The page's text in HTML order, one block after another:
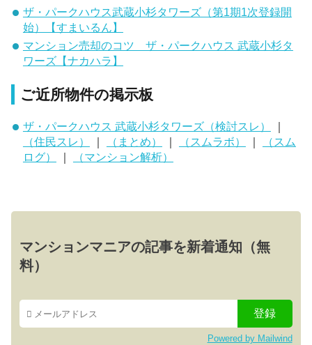
ザ・パークハウス武蔵小杉タワーズ（第1期1次登録開
始）【すまいるん】
マンション売却のコツ ザ・パークハウス 武蔵小杉タ
ワーズ【ナカハラ】
ご近所物件の掲示板
ザ・パークハウス 武蔵小杉タワーズ（検討スレ）
｜
（住民スレ）
｜ （まとめ） ｜ （スムラボ） ｜
（スム
ログ）
｜ （マンション解析）
マンションマニアの記事を新着通知（無
料）
Powered by Mailwind